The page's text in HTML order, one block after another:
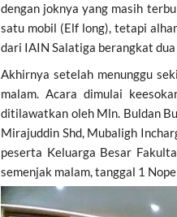
dengan joknya yang masih
satu mobil (Elf long), tetapi
dari IAIN Salatiga berangkat
Akhirnya setelah menunggu
malam. Acara dimulai
ditilawatkan oleh Mln. Buldan
Mirajuddin Shd, Mubaligh
peserta Keluarga Besar
semenjak malam, tanggal 1